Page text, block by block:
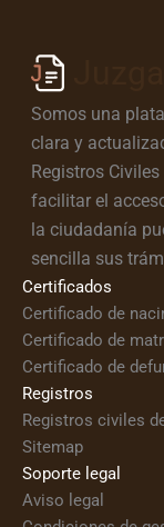
Somos una
clara y
Registros
facilitar el
la ciudadanía
sencilla sus
Certificados
Certificado de
Certificado de
Certificado de
Registros
Registros civiles
Sitemap
Soporte legal
Aviso legal